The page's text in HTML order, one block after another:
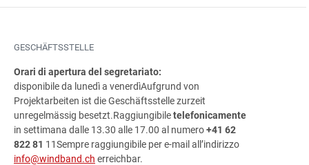
GESCHÄFTSSTELLE
Orari di apertura del segretariato:
disponibile da lunedì a venerdìAufgrund von
Projektarbeiten ist die Geschäftsstelle zurzeit
unregelmässig besetzt.Raggiungibiletelefonicamente
in settimana dalle 13.30 alle 17.00 al numero+41 62
822 81 11Sempre raggiungibile per e-mail all’indirizzo
info@windband.ch erreichbar.